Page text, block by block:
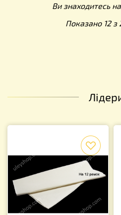
Ви знаходитесь на
Показано 12 з